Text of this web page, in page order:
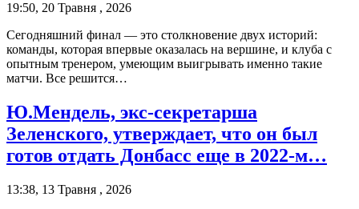
19:50, 20 Травня , 2026
Сегодняшний финал — это столкновение двух историй:
команды, которая впервые оказалась на вершине, и клуба с
опытным тренером, умеющим выигрывать именно такие
матчи. Все решится…
Ю.Мендель, экс-секретарша
Зеленского, утверждает, что он был
готов отдать Донбасс еще в 2022-м…
13:38, 13 Травня , 2026